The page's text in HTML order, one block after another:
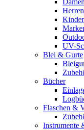
Damen
Herren
UV-
Blei & Gurte
Bücher
Flaschen &
Instrumente